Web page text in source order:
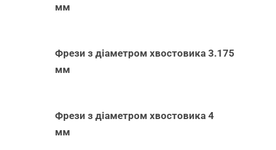
мм
Фрези з діаметром хвостовика 3.175
мм
Фрези з діаметром хвостовика 4
мм